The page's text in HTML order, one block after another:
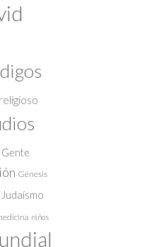
Gente
Génesis
Judaísmo
niños